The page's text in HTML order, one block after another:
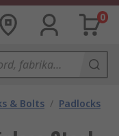
0
& Bolts / Padlocks